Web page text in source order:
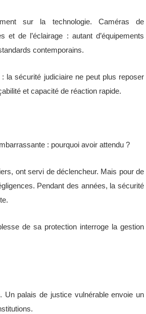
sur la technologie. Caméras de
et de l’éclairage : autant d’équipements
contemporains.
la sécurité judiciaire ne peut plus reposer
et capacité de réaction rapide.
: pourquoi avoir attendu ?
ont servi de déclencheur. Mais pour de
Pendant des années, la sécurité
de sa protection interroge la gestion
Un palais de justice vulnérable envoie un